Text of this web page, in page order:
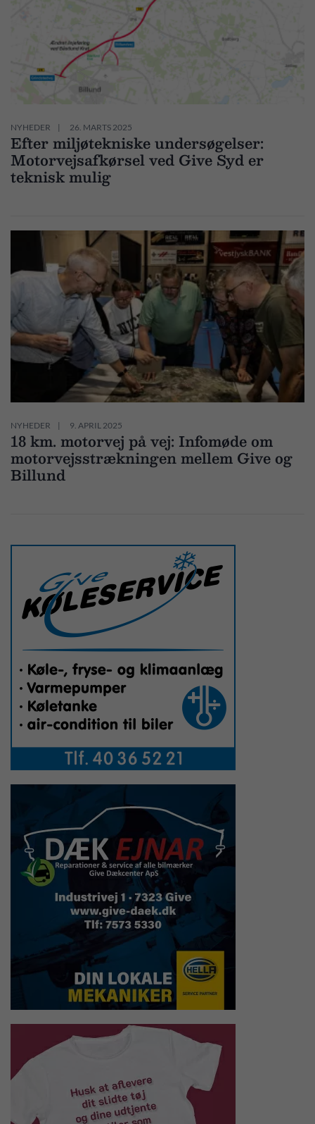
NYHEDER 26. MARTS 2025
Efter miljøtekniske undersøgelser:
Motorvejsafkørsel ved Give Syd er
teknisk mulig
NYHEDER 9. APRIL 2025
18 km. motorvej på vej: Infomøde om
motorvejsstrækningen mellem Give og
Billund